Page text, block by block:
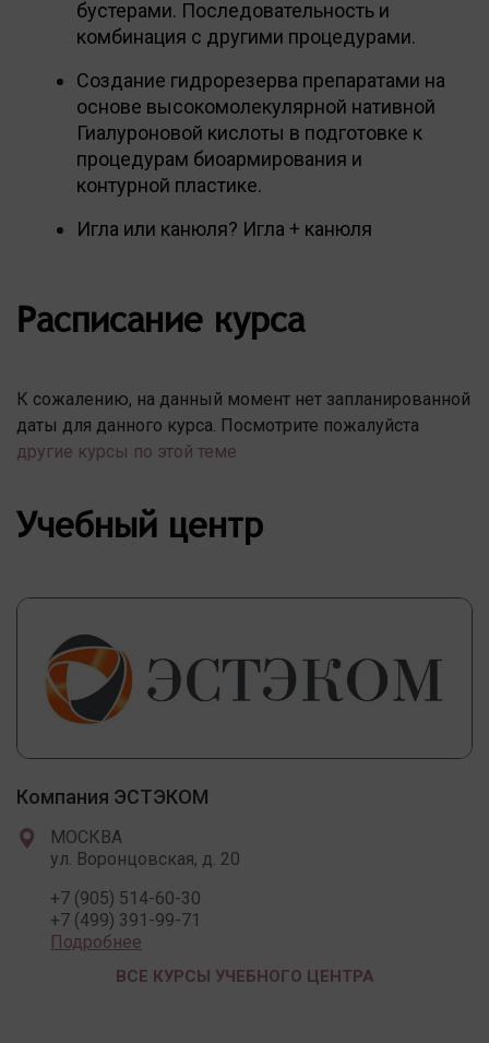
бустерами. Последовательность и
комбинация с другими процедурами.
Создание гидрорезерва препаратами на
основе высокомолекулярной нативной
Гиалуроновой кислоты в подготовке к
процедурам биоармирования и
контурной пластике.
Игла или канюля? Игла + канюля
Расписание курса
К сожалению, на данный момент нет запланированной
даты для данного курса. Посмотрите пожалуйста
другие курсы по этой теме
Учебный центр
Компания ЭСТЭКОМ
МОСКВА
ул. Воронцовская, д. 20
+7 (905) 514-60-30
+7 (499) 391-99-71
Подробнее
ВСЕ КУРСЫ УЧЕБНОГО ЦЕНТРА